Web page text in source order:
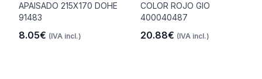
APAISADO 215X170 DOHE
91483
8.05€ (IVA incl.)
COLOR ROJO GIO
400040487
20.88€ (IVA incl.)